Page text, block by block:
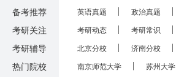
备考推荐
考研关注
考研辅导
热门院校
英语真题
政治真题
考研动态
考研常识
北京分校
济南分校
南京师范大学
苏州大学